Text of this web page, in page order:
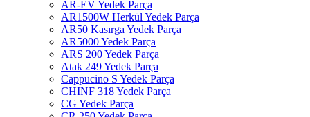
AR-EV Yedek Parça
AR1500W Herkül Yedek Parça
AR50 Kasırga Yedek Parça
AR5000 Yedek Parça
ARS 200 Yedek Parça
Atak 249 Yedek Parça
Cappucino S Yedek Parça
CHINF 318 Yedek Parça
CG Yedek Parça